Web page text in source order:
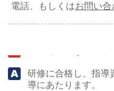
電話、もしくはお問い合
研修に合格し、指導
導にあたります。